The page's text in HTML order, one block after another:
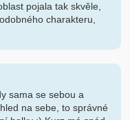
pojala tak skvěle,
charakteru,
sama se sebou a
na sebe, to správné